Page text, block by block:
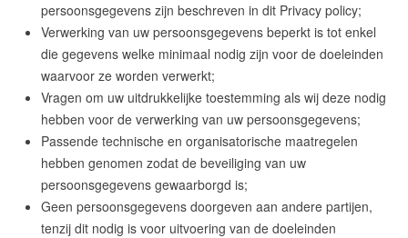
persoonsgegevens zijn beschreven in dit Privacy policy;
Verwerking van uw persoonsgegevens beperkt is tot enkel
die gegevens welke minimaal nodig zijn voor de doeleinden
waarvoor ze worden verwerkt;
Vragen om uw uitdrukkelijke toestemming als wij deze nodig
hebben voor de verwerking van uw persoonsgegevens;
Passende technische en organisatorische maatregelen
hebben genomen zodat de beveiliging van uw
persoonsgegevens gewaarborgd is;
Geen persoonsgegevens doorgeven aan andere partijen,
tenzij dit nodig is voor uitvoering van de doeleinden